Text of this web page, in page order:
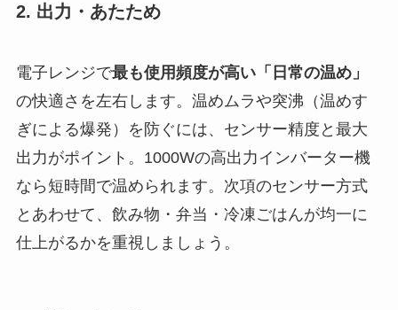
2. 出力・あたため
電子レンジで最も使用頻度が高い「日常の温め」
の快適さを左右します。温めムラや突沸（温めす
ぎによる爆発）を防ぐには、センサー精度と最大
出力がポイント。1000Wの高出力インバーター機
なら短時間で温められます。次項のセンサー方式
とあわせて、飲み物・弁当・冷凍ごはんが均一に
仕上がるかを重視しましょう。